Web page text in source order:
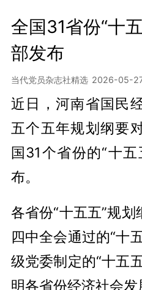
全国31省份“十
部发布
当代党员杂志社精选 2026-05-
近日，河南省国民
五个五年规划纲要
国31个省份的“十
布。
各省份“十五五”规
四中全会通过的“十
级党委制定的“十五
明各省份经济社会发